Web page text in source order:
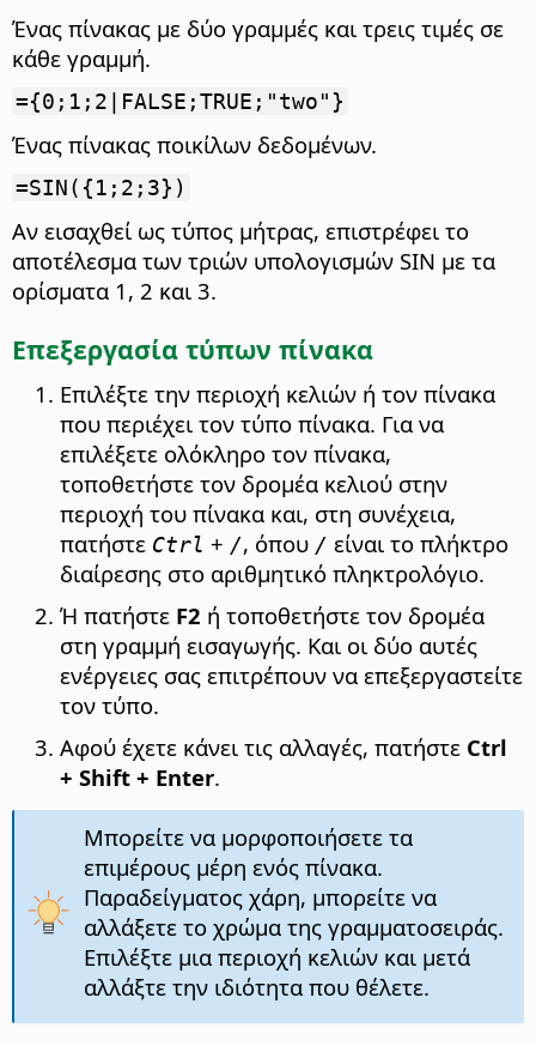
Ένας πίνακας με δύο γραμμές και τρεις τιμές σε
κάθε γραμμή.
={0;1;2|FALSE;TRUE;"two"}
Ένας πίνακας ποικίλων δεδομένων.
=SIN({1;2;3})
Αν εισαχθεί ως τύπος μήτρας, επιστρέφει το
αποτέλεσμα των τριών υπολογισμών SIN με τα
ορίσματα 1, 2 και 3.
Επεξεργασία τύπων πίνακα
Επιλέξτε την περιοχή κελιών ή τον πίνακα
που περιέχει τον τύπο πίνακα. Για να
επιλέξετε ολόκληρο τον πίνακα,
τοποθετήστε τον δρομέα κελιού στην
περιοχή του πίνακα και, στη συνέχεια,
πατήστε Ctrl + /, όπου / είναι το πλήκτρο
διαίρεσης στο αριθμητικό πληκτρολόγιο.
Ή πατήστε F2 ή τοποθετήστε τον δρομέα
στη γραμμή εισαγωγής. Και οι δύο αυτές
ενέργειες σας επιτρέπουν να επεξεργαστείτε
τον τύπο.
Αφού έχετε κάνει τις αλλαγές, πατήστε Ctrl
+ Shift + Enter.
Μπορείτε να μορφοποιήσετε τα
επιμέρους μέρη ενός πίνακα.
Παραδείγματος χάρη, μπορείτε να
αλλάξετε το χρώμα της γραμματοσειράς.
Επιλέξτε μια περιοχή κελιών και μετά
αλλάξτε την ιδιότητα που θέλετε.